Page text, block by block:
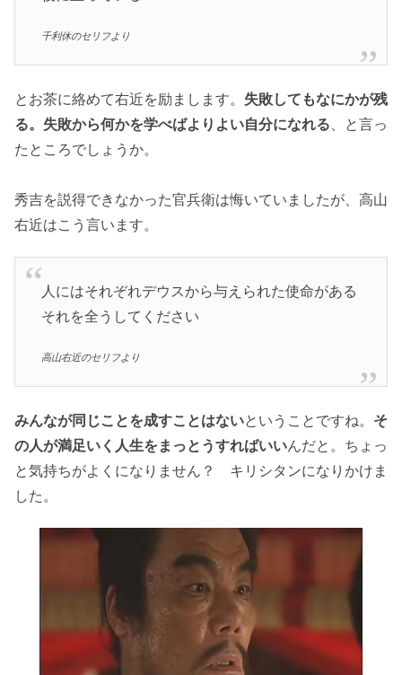
千利休のセリフより
とお茶に絡めて右近を励まします。 失敗してもなにかが残
る。失敗から何かを学べばよりよい自分になれる 、と言っ
たところでしょうか。
秀吉を説得できなかった官兵衛は悔いていましたが、高山
右近はこう言います。
人にはそれぞれデウスから与えられた使命がある
それを全うしてください
高山右近のセリフより
みんなが同じことを成すことはないということですね。 そ
の人が満足いく人生をまっとうすればいいんだと。ちょっ
と気持ちがよくになりません？ キリシタンになりかけま
した。